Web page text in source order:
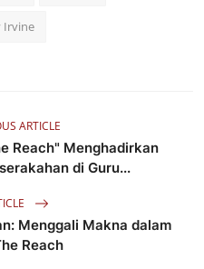
Irvine
ARTICLE
Reach" Menghadirkan
di Guru...
Menggali Makna dalam
Reach